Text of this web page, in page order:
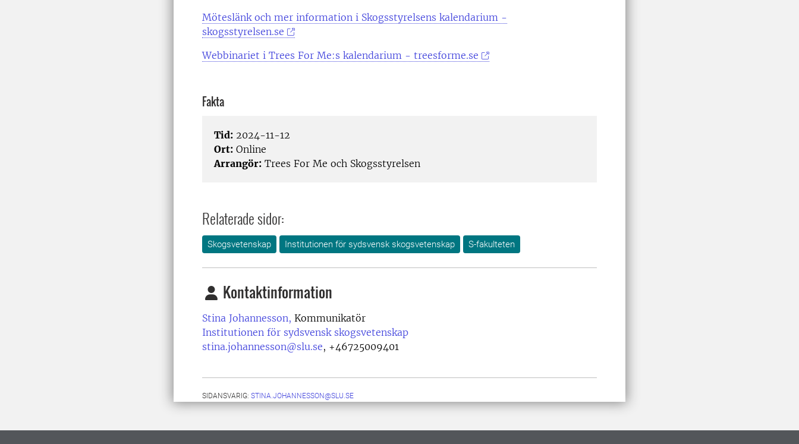
Möteslänk och mer information i Skogsstyrelsens kalendarium -
skogsstyrelsen.se
Webbinariet i Trees For Me:s kalendarium - treesforme.se
Fakta
Tid: 2024-11-12
Ort: Online
Arrangör: Trees For Me och Skogsstyrelsen
Relaterade sidor:
Skogsvetenskap Institutionen för sydsvensk skogsvetenskap S-fakulteten
Kontaktinformation
Stina Johannesson, Kommunikatör
Institutionen för sydsvensk skogsvetenskap
stina.johannesson@slu.se, +46725009401
SIDANSVARIG: STINA.JOHANNESSON@SLU.SE